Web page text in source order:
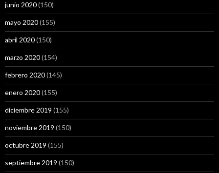
junio 2020(150)
mayo 2020(155)
abril 2020(150)
marzo 2020(154)
febrero 2020(145)
enero 2020(155)
diciembre 2019 (155)
noviembre 2019 (150)
octubre 2019 (155)
septiembre 2019 (150)